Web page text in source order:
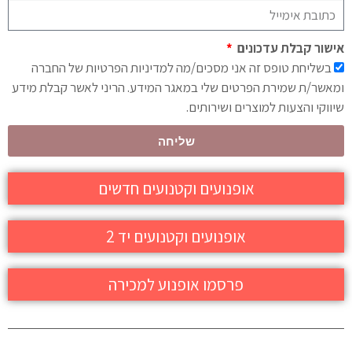
אישור קבלת עדכונים
בשליחת טופס זה אני מסכים/מה למדיניות הפרטיות של החברה
ומאשר/ת שמירת הפרטים שלי במאגר המידע. הריני לאשר קבלת מידע
שיווקי והצעות למוצרים ושירותים.
שליחה
אופנועים וקטנועים חדשים
אופנועים וקטנועים יד 2
פרסמו אופנוע למכירה